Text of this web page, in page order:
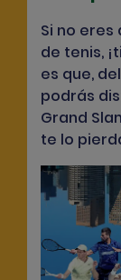
Si no
de tenis,
es que,
podrás
Grand
te lo